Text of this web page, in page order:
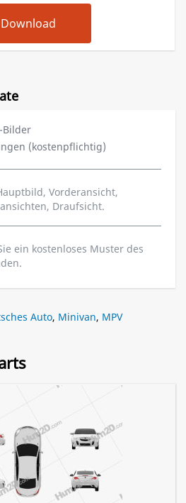
Bilder
(kostenpflichtig)
Vorderansicht,
Draufsicht.
ein kostenloses Muster des
Auto, Minivan, MPV